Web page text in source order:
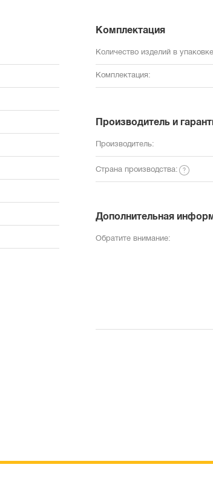
Комплектация
Количество изделий в
Комплектация:
Производитель и
Производитель:
Страна производства:
Дополнительная
Обратите внимание: